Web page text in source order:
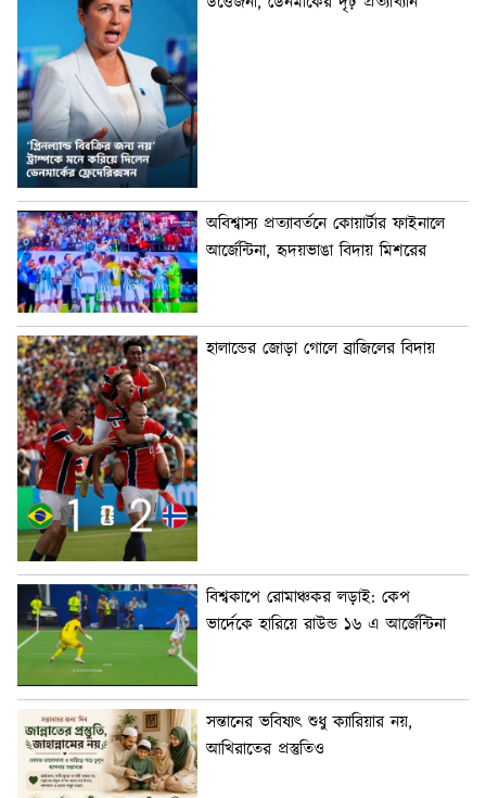
অবিশ্বাস্য প্রত্যাবর্তনে কোয়ার্টার ফাইনালে
আর্জেন্টিনা, হৃদয়ভাঙা বিদায় মিশরের
হালান্ডের জোড়া গোলে ব্রাজিলের বিদায়
বিশ্বকাপে রোমাঞ্চকর লড়াই: কেপ
ভার্দেকে হারিয়ে রাউন্ড ১৬ এ আর্জেন্টিনা
সন্তানের ভবিষ্যৎ শুধু ক্যারিয়ার নয়,
আখিরাতের প্রস্তুতিও